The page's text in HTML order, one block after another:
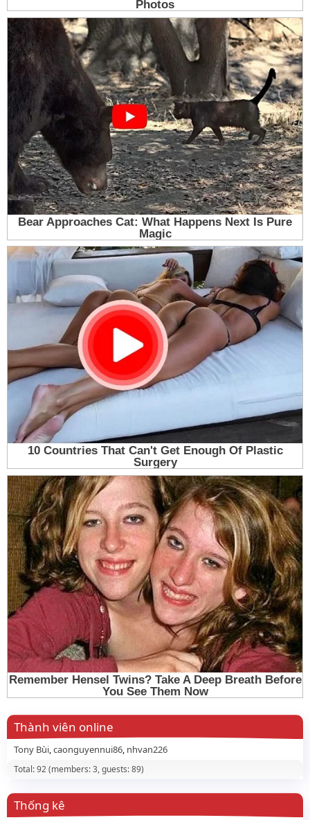
Thành viên online
Tony Bùi caonguyennui86 nhvan226
Total: 92 (members: 3, guests: 89)
Thống kê